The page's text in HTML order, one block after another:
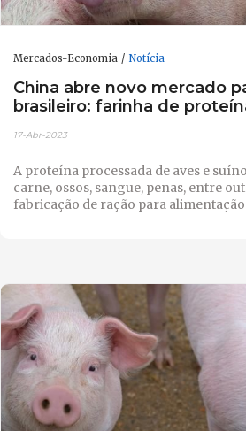
Mercados-Economia Notícia
China abre novo mercado
brasileiro: farinha de
17-Abr-2023
A proteína processada de aves e
carne, ossos, sangue, penas, entre
fabricação de ração para